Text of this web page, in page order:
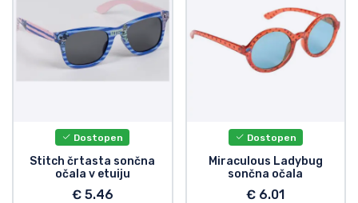
Dostopen
Stitch črtasta sončna
očala v etuiju
€ 5.46
Dostopen
Miraculous Ladybug
sončna očala
€ 6.01
Prednaročila
Outlet izdelki
Tv serijske izdelki
Filmske izdelki